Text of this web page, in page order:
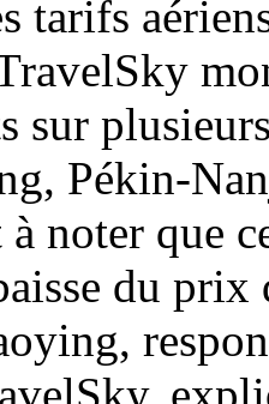
tarifs
sur
Pékin-
noter que
du